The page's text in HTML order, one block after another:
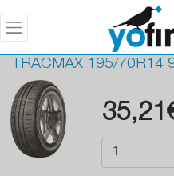
TRACMAX 195/70R14